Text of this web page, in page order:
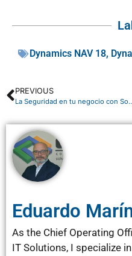
Dynamics NAV 18,
PREVIOUS
La Seguridad
Eduardo
As the Chief Operating
IT Solutions, I specialize